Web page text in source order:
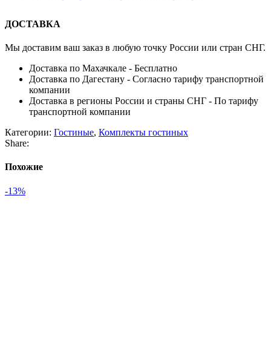
ДОСТАВКА
Мы доставим ваш заказ в любую точку России или стран СНГ.
Доставка по Махачкале - Бесплатно
Доставка по Дагестану - Согласно тарифу транспортной
компании
Доставка в регионы России и страны СНГ - По тарифу
транспортной компании
Категории: Гостиные, Комплекты гостиных
Share:
Похожие
-13%